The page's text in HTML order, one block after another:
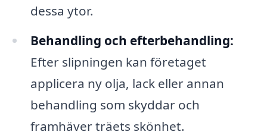
dessa ytor.
Behandling och efterbehandling:
Efter slipningen kan företaget
applicera ny olja, lack eller annan
behandling som skyddar och
framhäver träets skönhet.